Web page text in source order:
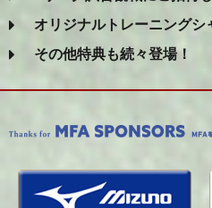
オリジナルトレーニングシ
その他特典も続々登場！